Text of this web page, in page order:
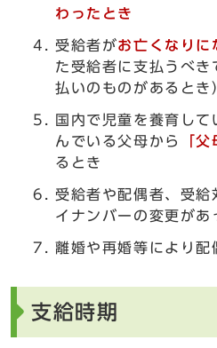
わったとき
受給者がお亡くなりに
た受給者に支払うべ
払いのものがあるとき
国内で児童を養育し
んでいる父母から
「
るとき
受給者や配偶者、受給
イナンバーの変更があ
離婚や再婚等により配
支給時期